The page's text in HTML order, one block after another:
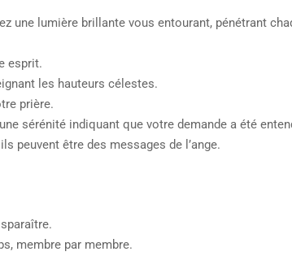
une lumière brillante vous entourant, pénétrant
esprit.
les hauteurs célestes.
prière.
sérénité indiquant que votre demande a été
peuvent être des messages de l’ange.
membre par membre.